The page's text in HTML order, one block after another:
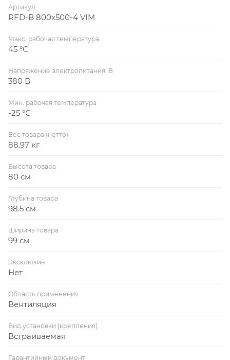
Артикул
RFD-B 800x500-4 VIM
Макс. рабочая температура
45 °С
Напряжение электропитания, В
380 В
Мин. рабочая температура
-25 °С
Вес товара (нетто)
88.97 кг
Высота товара
80 см
Глубина товара
98.5 см
Ширина товара
99 см
Эксклюзив
Нет
Область применения
Вентиляция
Вид установки (крепления)
Встраиваемая
Гарантийный документ